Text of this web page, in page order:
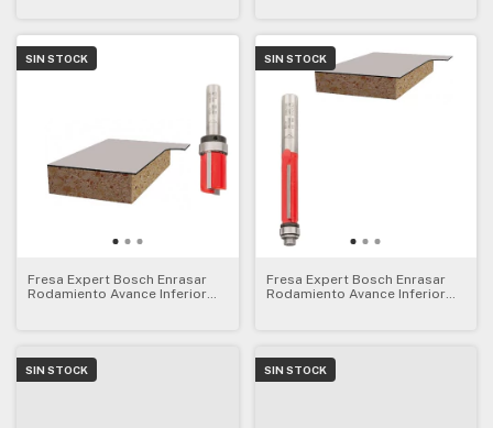
SIN STOCK
Fresa Expert Bosch Enrasar
Rodamiento Avance Inferior
SIN STOCK
Fresa Expert Bosch Enrasar
Rodamiento Avance Inferior
SIN STOCK SIN STOCK